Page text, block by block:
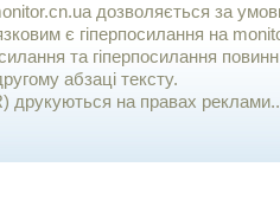
дозволяється за
є гiперпосилання на
та гіперпосилання
абзаці тексту.
друкуються на правах реклами..